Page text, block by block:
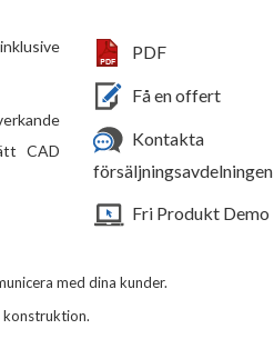
CAD
PDF
Få en offert
Kontakta
försäljningsavdelningen
Fri Produkt Demo
med dina kunder.
konstruktion.